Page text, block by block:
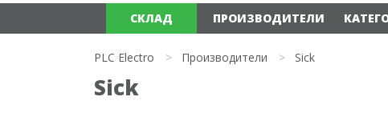
СКЛАД ПРОИЗВОДИТЕЛИ
PLC Electro > Производители > Sick
Sick